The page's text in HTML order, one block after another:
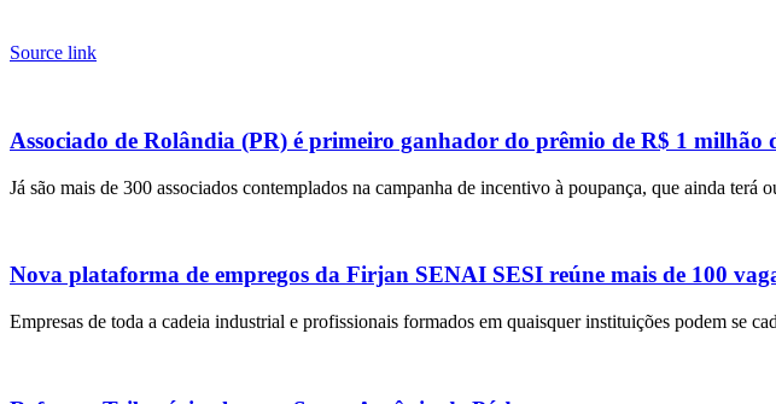
Source link
Associado de Rolândia (PR) é primeiro ganhador do prêmio de R$ 1 milhão
Já são mais de 300 associados contemplados na campanha de incentivo à poupança, que ainda
Nova plataforma de empregos da Firjan SENAI SESI reúne mais de 100
Empresas de toda a cadeia industrial e profissionais formados em quaisquer instituições podem se